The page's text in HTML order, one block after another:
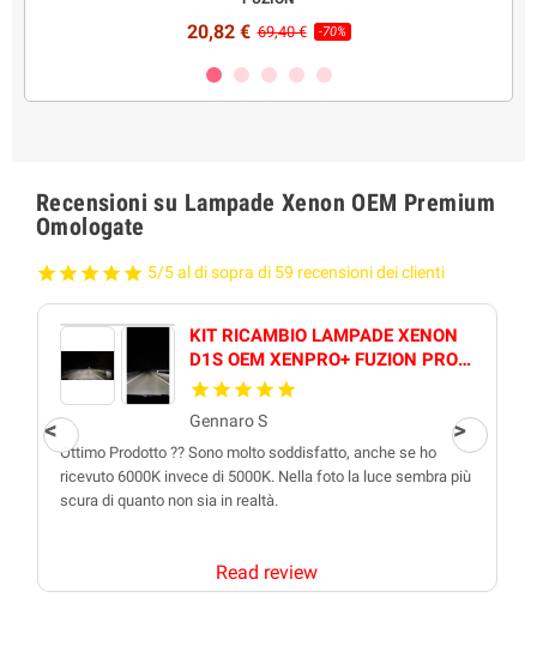
20,82 € 69,40 € -70%
Recensioni su Lampade Xenon OEM Premium
Omologate
5/5 al di sopra di 59 recensioni dei clienti
KIT RICAMBIO LAMPADE XENON
D1S OEM XENPRO+ FUZION PRO
QUALITY
Gennaro S
Ottimo Prodotto ?? Sono molto soddisfatto, anche se ho
ricevuto 6000K invece di 5000K. Nella foto la luce sembra più
scura di quanto non sia in realtà.
Read review